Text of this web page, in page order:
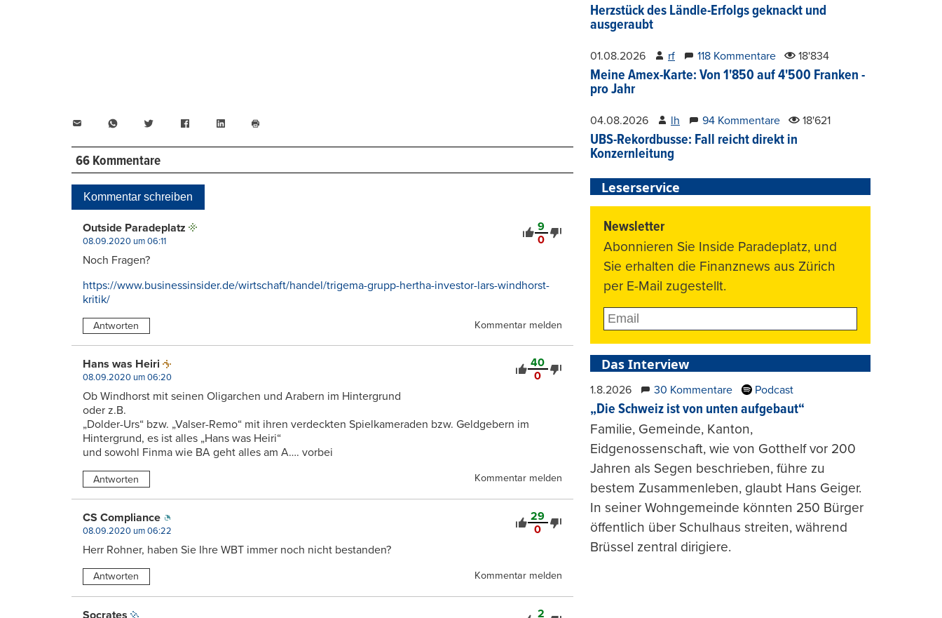
WhatsAppTwitter FacebookLinkedIn
drucken
66 Kommentare
Kommentar schreiben
9
0
Outside Paradeplatz
08.09.2020 um 06:11
Noch Fragen?
https://www.businessinsider.de/wirtschaft/handel/trigema-grupp-hertha-investor-lars-windhorst-
kritik/
Antworten Kommentar melden
40
0
Hans was Heiri
08.09.2020 um 06:20
Ob Windhorst mit seinen Oligarchen und Arabern im Hintergrund
oder z.B.
„Dolder-Urs“ bzw. „Valser-Remo“ mit ihren verdeckten Spielkameraden bzw. Geldgebern im
Hintergrund, es ist alles „Hans was Heiri“
und sowohl Finma wie BA geht alles am A…. vorbei
Antworten Kommentar melden
29
0
CS Compliance
08.09.2020 um 06:22
Herr Rohner, haben Sie Ihre WBT immer noch nicht bestanden?
Antworten Kommentar melden
2
Herzstück des Ländle-Erfolgs geknackt und
ausgeraubt
01.08.2026 rf 118 Kommentare 18'834
Meine Amex-Karte: Von 1'850 auf 4'500 Franken -
pro Jahr
04.08.2026 lh 94 Kommentare 18'621
UBS-Rekordbusse: Fall reicht direkt in
Konzernleitung
Leserservice
Newsletter
Abonnieren Sie Inside Paradeplatz, und
Sie erhalten die Finanznews aus Zürich
per E-Mail zugestellt.
Das Interview
1.8.2026 30 Kommentare Podcast
„Die Schweiz ist von unten aufgebaut“
Familie, Gemeinde, Kanton,
Eidgenossenschaft, wie von Gotthelf vor 200
Jahren als Segen beschrieben, führe zu
bestem Zusammenleben, glaubt Hans Geiger.
In seiner Wohngemeinde könnten 250 Bürger
öffentlich über Schulhaus streiten, während
Brüssel zentral dirigiere.